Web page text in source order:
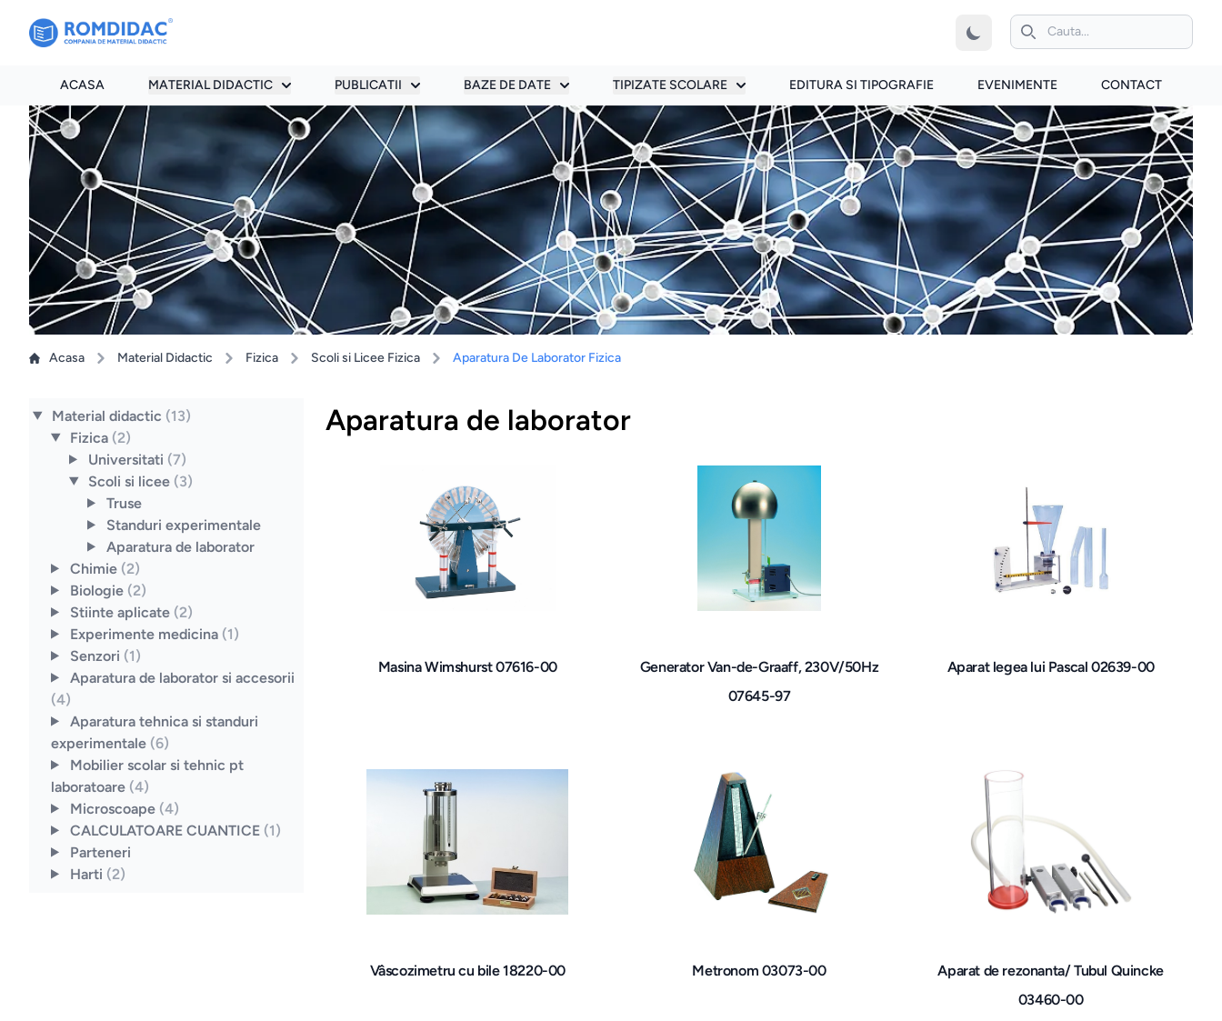
iconita de cautare
ACASA MATERIAL DIDACTIC PUBLICATII BAZE DE DATE TIPIZATE SCOLARE EDITURA SI TIPOGRAFIE EVENIMENTE CONTACT
Acasa Material Didactic Fizica Scoli si Licee Fizica Aparatura De Laborator Fizica
Material didactic (13)
Fizica (2)
Universitati (7)
Scoli si licee (3)
Truse
Standuri experimentale
Aparatura de laborator
Chimie (2)
Biologie (2)
Stiinte aplicate (2)
Experimente medicina (1)
Senzori (1)
Aparatura de laborator si accesorii
(4)
Aparatura tehnica si standuri
experimentale (6)
Mobilier scolar si tehnic pt
laboratoare (4)
Microscoape (4)
CALCULATOARE CUANTICE (1)
Parteneri
Harti (2)
Aparatura de laborator
Masina Wimshurst 07616-00
Generator Van-de-Graaff, 230V/50Hz
07645-97
Aparat legea lui Pascal 02639-00
Vâscozimetru cu bile 18220-00 Metronom 03073-00
Aparat de rezonanta/ Tubul Quincke
03460-00